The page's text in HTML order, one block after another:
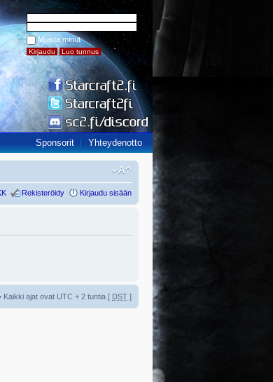
Muista minut
Sponsorit Yhteydenotto
Rekisteröidy Kirjaudu sisään
Kaikki ajat ovat UTC + 2 tuntia [ DST ]